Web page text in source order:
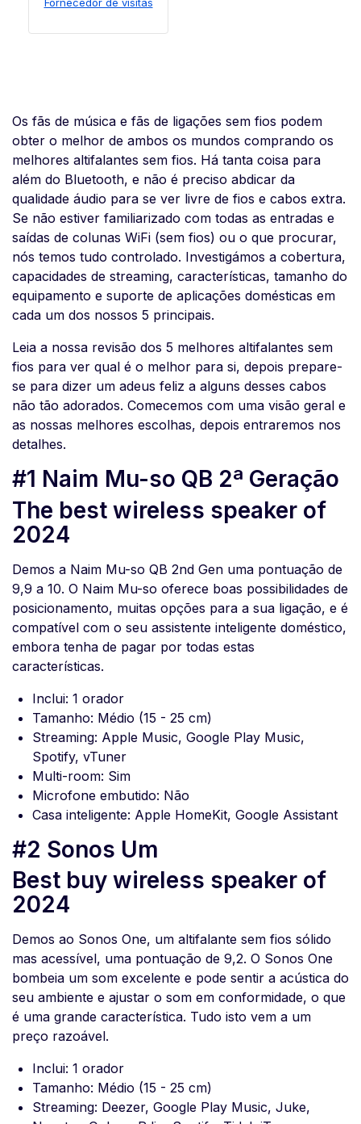
Os fãs de música e fãs de ligações sem fios podem
obter o melhor de ambos os mundos comprando os
melhores altifalantes sem fios. Há tanta coisa para
além do Bluetooth, e não é preciso abdicar da
qualidade áudio para se ver livre de fios e cabos extra.
Se não estiver familiarizado com todas as entradas e
saídas de colunas WiFi (sem fios) ou o que procurar,
nós temos tudo controlado. Investigámos a cobertura,
capacidades de streaming, características, tamanho do
equipamento e suporte de aplicações domésticas em
cada um dos nossos 5 principais.
Leia a nossa revisão dos 5 melhores altifalantes sem
fios para ver qual é o melhor para si, depois prepare-
se para dizer um adeus feliz a alguns desses cabos
não tão adorados. Comecemos com uma visão geral e
as nossas melhores escolhas, depois entraremos nos
detalhes.
#1 Naim Mu-so QB 2ª Geração
The best wireless speaker of
2024
Demos a Naim Mu-so QB 2nd Gen uma pontuação de
9,9 a 10. O Naim Mu-so oferece boas possibilidades de
posicionamento, muitas opções para a sua ligação, e é
compatível com o seu assistente inteligente doméstico,
embora tenha de pagar por todas estas
características.
Inclui: 1 orador
Tamanho: Médio (15 - 25 cm)
Streaming: Apple Music, Google Play Music,
Spotify, vTuner
Multi-room: Sim
Microfone embutido: Não
Casa inteligente: Apple HomeKit, Google Assistant
#2 Sonos Um
Best buy wireless speaker of
2024
Demos ao Sonos One, um altifalante sem fios sólido
mas acessível, uma pontuação de 9,2. O Sonos One
bombeia um som excelente e pode sentir a acústica do
seu ambiente e ajustar o som em conformidade, o que
é uma grande característica. Tudo isto vem a um
preço razoável.
Inclui: 1 orador
Tamanho: Médio (15 - 25 cm)
Streaming: Deezer, Google Play Music, Juke,